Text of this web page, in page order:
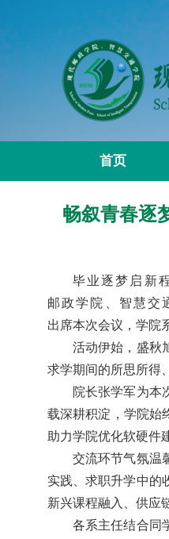
首页
畅叙青春逐
毕业逐梦启新
邮政学院、智慧交
出席本次会议，学院
活动伊始，盛秋
求学期间的所思所得
院长张学军为本
载深耕积淀，学院始
助力学院优化软硬件
交流环节气氛温
实践、求职升学中的
新兴课程融入、供应
各系主任结合同